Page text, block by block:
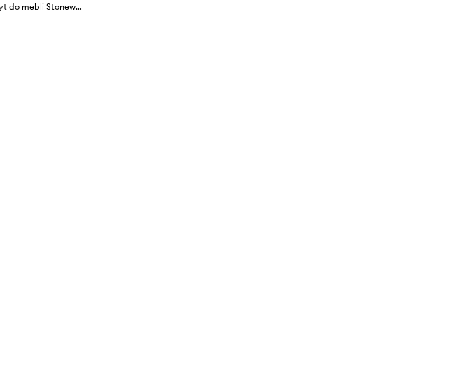
Madam Stoltz uchwyt do mebli Stoneware